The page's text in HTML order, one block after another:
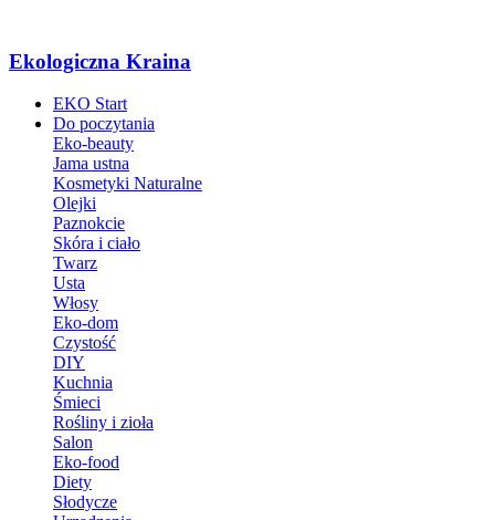
Ekologiczna Kraina
EKO Start
Do poczytania
Eko-beauty
Jama ustna
Kosmetyki Naturalne
Olejki
Paznokcie
Skóra i ciało
Twarz
Usta
Włosy
Eko-dom
Czystość
DIY
Kuchnia
Śmieci
Rośliny i zioła
Salon
Eko-food
Diety
Słodycze